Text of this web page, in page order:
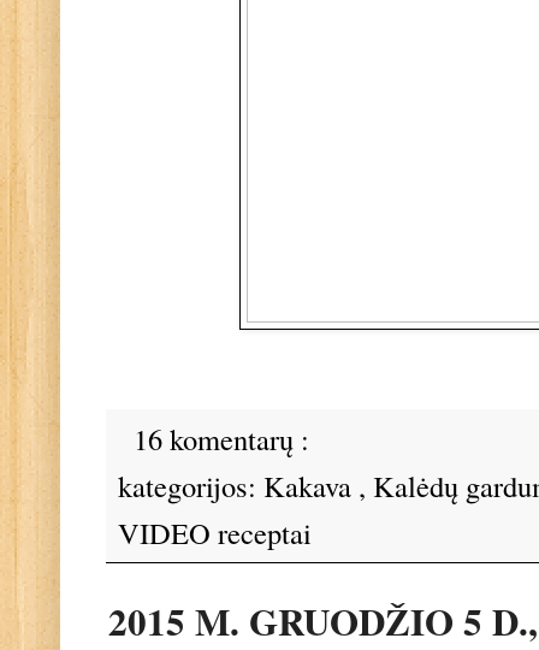
16 komentarų :
kategorijos: Kakava , Kalėdų
VIDEO receptai
2015 M. GRUODŽIO 5